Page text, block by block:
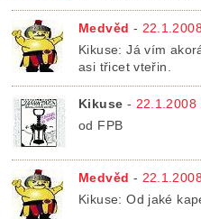
Medvěd -
Kikuse: Já vím
asi třicet vteřin.
Kikuse - 22.1.2008
od FPB
Medvěd -
Kikuse: Od jaké